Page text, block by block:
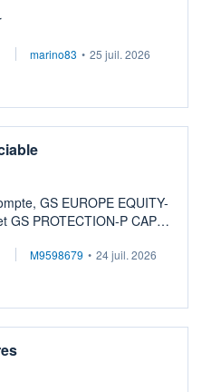
marino83 • 25 juil. 2026
GS EUROPE EQUITY-
GS PROTECTION-P CAP
signale ...
M9598679 • 24 juil. 2026